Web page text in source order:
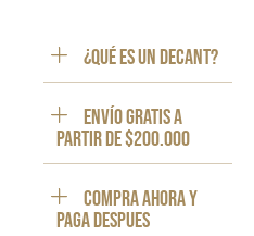
¿Qué es un decant?
ENVÍO GRATIS a
partir de $200.000
Compra ahora y
paga despues